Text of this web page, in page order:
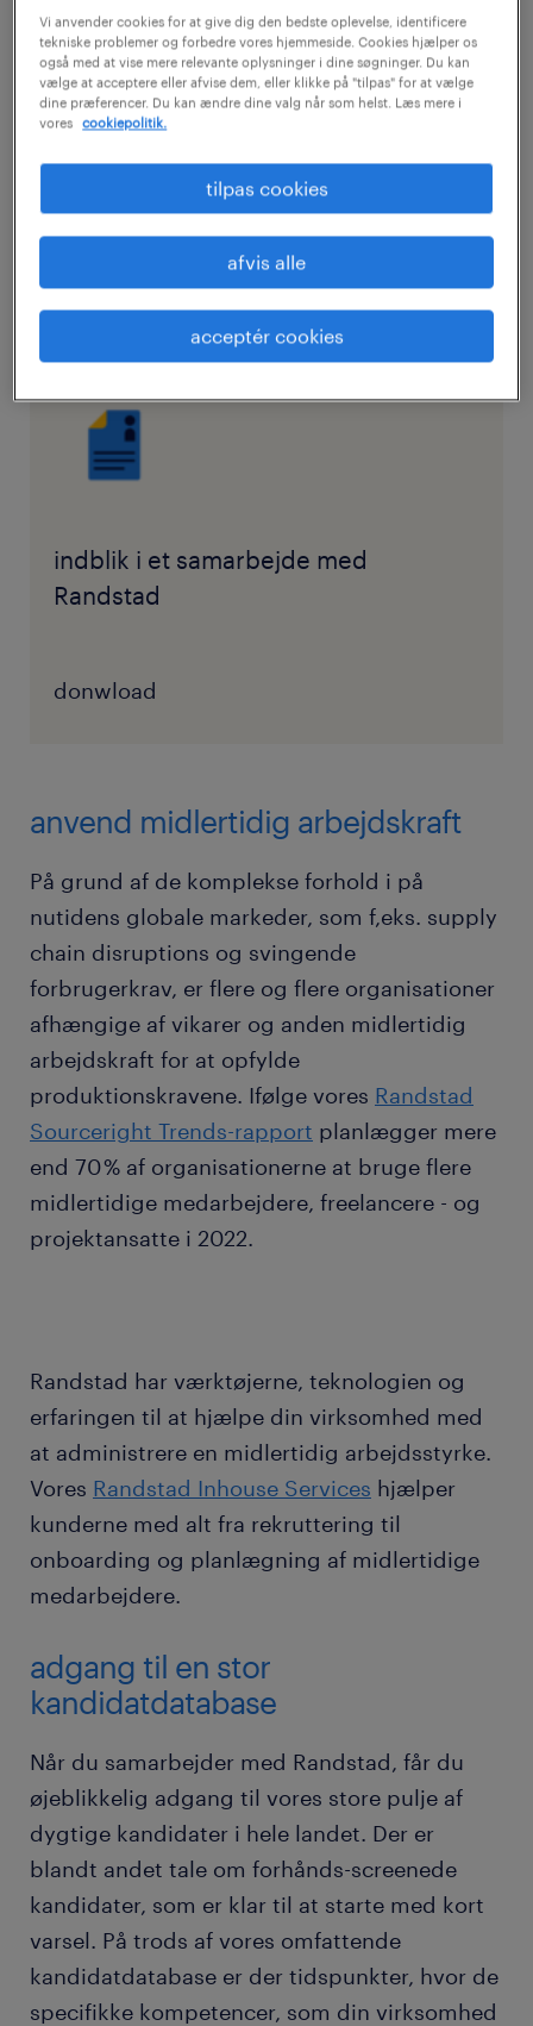
Den gode nyhed er, at et samarbejde med en
virksomhed, der tilbyder HR-løsninger, kan
forbedre dine ansættelses- og
din virksomhed med at spare både tid og
ekstern HR-udbyder, som Randstad, kan
hjælpe din virksomhed med at imødekomme
manglen på arbejdskraft.
indblik i et samarbejde med
Randstad
donwload
anvend midlertidig arbejdskraft
På grund af de komplekse forhold i på
nutidens globale markeder, som f,eks. supply
chain disruptions og svingende
forbrugerkrav, er flere og flere organisationer
afhængige af vikarer og anden midlertidig
arbejdskraft for at opfylde
produktionskravene. Ifølge vores Randstad
Sourceright Trends-rapport planlægger mere
end 70 % af organisationerne at bruge flere
midlertidige medarbejdere, freelancere - og
projektansatte i 2022.
Randstad har værktøjerne, teknologien og
erfaringen til at hjælpe din virksomhed med
at administrere en midlertidig arbejdsstyrke.
Vores Randstad Inhouse Services hjælper
kunderne med alt fra rekruttering til
onboarding og planlægning af midlertidige
medarbejdere.
adgang til en stor
kandidatdatabase
Når du samarbejder med Randstad, får du
øjeblikkelig adgang til vores store pulje af
dygtige kandidater i hele landet. Der er
blandt andet tale om forhånds-screenede
kandidater, som er klar til at starte med kort
varsel. På trods af vores omfattende
kandidatdatabase er der tidspunkter, hvor de
specifikke kompetencer, som din virksomhed
Vi anvender cookies for at give dig den bedste oplevelse, identificere
tekniske problemer og forbedre vores hjemmeside. Cookies hjælper os
også med at vise mere relevante oplysninger i dine søgninger. Du kan
vælge at acceptere eller afvise dem, eller klikke på "tilpas" for at vælge
dine præferencer. Du kan ændre dine valg når som helst. Læs mere i
vores
cookiepolitik.
tilpas cookies
afvis alle
acceptér cookies